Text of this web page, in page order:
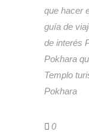
que hacer
guía de
de interés
Pokhara
Templo
Pokhara
0